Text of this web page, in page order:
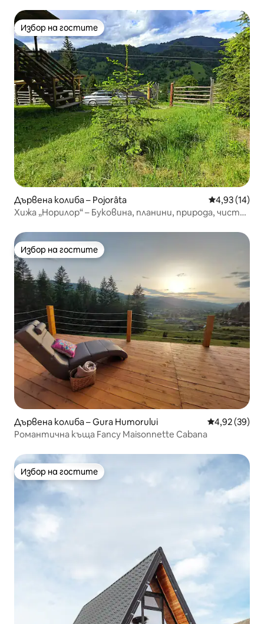
Избор на гостите
Избор на гостите
Дървена колиба – Pojorâta Средна
4,93 (14)
Хижа „Норилор“ – Буковина, планини, природа, чист
Избор на гостите
Избор на гостите
Дървена колиба – Gura Humorului Средна
4,92 (39)
Романтична къща Fancy Maisonnette Cabana
Избор на гостите
Избор на гостите